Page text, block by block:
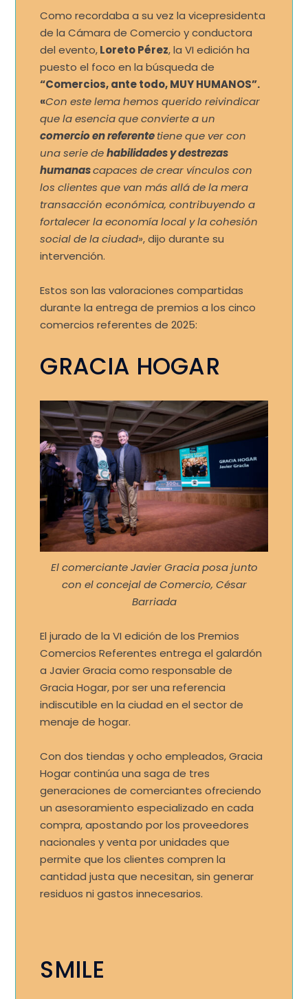
Como recordaba a su vez la vicepresidenta
de la Cámara de Comercio y conductora
del evento,Loreto Pérez, la VI edición ha
puesto el foco en la búsqueda de
“Comercios, ante todo, MUY HUMANOS”.
«Con este lema hemos querido reivindicar
que la esencia que convierte a un
comercio en referentetiene que ver con
una serie dehabilidades y destrezas
humanascapaces de crear vínculos con
los clientes que van más allá de la mera
transacción económica, contribuyendo a
fortalecer la economía local y la cohesión
social de la ciudad», dijo durante su
intervención.
Estos son las valoraciones compartidas
durante la entrega de premios a los cinco
comercios referentes de 2025:
GRACIA HOGAR
El comerciante Javier Gracia posa junto
con el concejal de Comercio, César
Barriada
El jurado de la VI edición de los Premios
Comercios Referentes entrega el galardón
a Javier Gracia como responsable de
Gracia Hogar, por ser una referencia
indiscutible en la ciudad en el sector de
menaje de hogar.
Con dos tiendas y ocho empleados, Gracia
Hogar continúa una saga de tres
generaciones de comerciantes ofreciendo
un asesoramiento especializado en cada
compra, apostando por los proveedores
nacionales y venta por unidades que
permite que los clientes compren la
cantidad justa que necesitan, sin generar
residuos ni gastos innecesarios.
SMILE